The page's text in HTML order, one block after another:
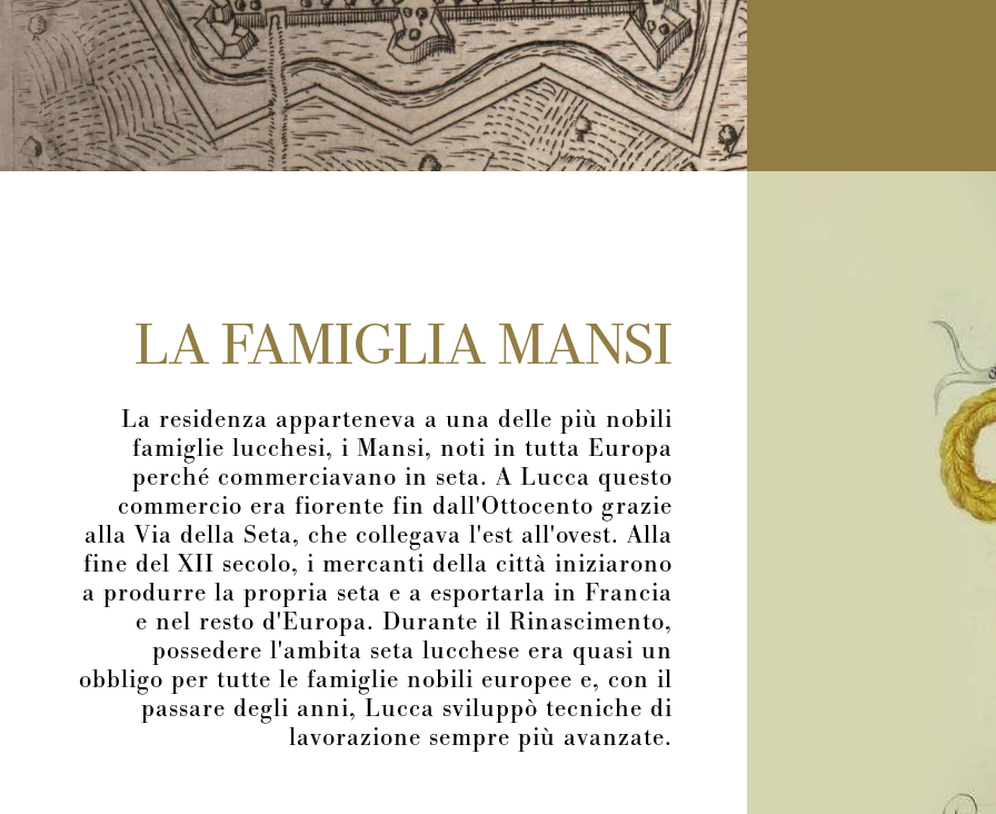
LA FAMIGLIA MANSI
La residenza apparteneva a una delle più nobili
famiglie lucchesi, i Mansi, noti in tutta Europa
perché commerciavano in seta. A Lucca questo
commercio era fiorente fin dall'Ottocento grazie
alla Via della Seta, che collegava l'est all'ovest. Alla
fine del XII secolo, i mercanti della città iniziarono
a produrre la propria seta e a esportarla in Francia
e nel resto d'Europa. Durante il Rinascimento,
possedere l'ambita seta lucchese era quasi un
obbligo per tutte le famiglie nobili europee e, con il
passare degli anni, Lucca sviluppò tecniche di
lavorazione sempre più avanzate.